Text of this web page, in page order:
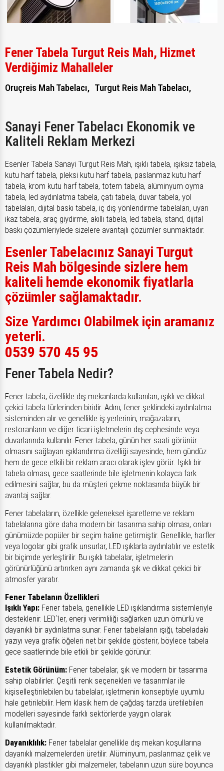
Fener Tabela Turgut Reis Mah, Hizmet
Verdiğimiz Mahalleler
Oruçreis Mah Tabelacı, Turgut Reis Mah Tabelacı,
Sanayi Fener Tabelacı Ekonomik ve
Kaliteli Reklam Merkezi
Esenler Tabela Sanayi Turgut Reis Mah, ışıklı tabela, ışıksız tabela,
kutu harf tabela, pleksi kutu harf tabela, paslanmaz kutu harf
tabela, krom kutu harf tabela, totem tabela, alüminyum oyma
tabela, led aydınlatma tabela, çatı tabela, duvar tabela, yol
tabelaları, dijital baskı tabela, iç dış yönlendirme tabelaları, uyarı
ikaz tabela, araç giydirme, akıllı tabela, led tabela, stand, dijital
baskı çözümleriylede sizelere avantajlı çözümler sunmaktadır.
Esenler Tabelacınız Sanayi Turgut
Reis Mah bölgesinde sizlere hem
kaliteli hemde ekonomik fiyatlarla
çözümler sağlamaktadır.
Size Yardımcı Olabilmek için aramanız
yeterli.
0539 570 45 95
Fener Tabela Nedir?
Fener tabela, özellikle dış mekanlarda kullanılan, ışıklı ve dikkat
çekici tabela türlerinden biridir. Adını, fener şeklindeki aydınlatma
sisteminden alır ve genellikle iş yerlerinin, mağazaların,
restoranların ve diğer ticari işletmelerin dış cephesinde veya
duvarlarında kullanılır. Fener tabela, günün her saati görünür
olmasını sağlayan ışıklandırma özelliği sayesinde, hem gündüz
hem de gece etkili bir reklam aracı olarak işlev görür. Işıklı bir
tabela olması, gece saatlerinde bile işletmenin kolayca fark
edilmesini sağlar, bu da müşteri çekme noktasında büyük bir
avantaj sağlar.
Fener tabelaların, özellikle geleneksel işaretleme ve reklam
tabelalarına göre daha modern bir tasarıma sahip olması, onları
günümüzde popüler bir seçim haline getirmiştir. Genellikle, harfler
veya logolar gibi grafik unsurlar, LED ışıklarla aydınlatılır ve estetik
bir biçimde yerleştirilir. Bu ışıklı tabelalar, işletmelerin
görünürlüğünü artırırken aynı zamanda şık ve dikkat çekici bir
atmosfer yaratır.
Fener Tabelanın Özellikleri
Işıklı Yapı: Fener tabela, genellikle LED ışıklandırma sistemleriyle
desteklenir. LED`ler, enerji verimliliği sağlarken uzun ömürlü ve
dayanıklı bir aydınlatma sunar. Fener tabelaların ışığı, tabeladaki
yazıyı veya grafik öğeleri net bir şekilde gösterir, böylece tabela
gece saatlerinde bile etkili bir şekilde görünür.
Estetik Görünüm: Fener tabelalar, şık ve modern bir tasarıma
sahip olabilirler. Çeşitli renk seçenekleri ve tasarımlar ile
kişiselleştirilebilen bu tabelalar, işletmenin konseptiyle uyumlu
hale getirilebilir. Hem klasik hem de çağdaş tarzda üretilebilen
modelleri sayesinde farklı sektörlerde yaygın olarak
kullanılmaktadır.
Dayanıklılık: Fener tabelalar genellikle dış mekan koşullarına
dayanıklı malzemelerden üretilir. Alüminyum, paslanmaz çelik ve
dayanıklı plastikler gibi malzemeler, tabelanın uzun süre boyunca